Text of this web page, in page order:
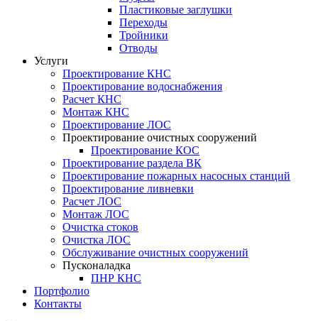
Пластиковые заглушки
Переходы
Тройники
Отводы
Услуги
Проектирование КНС
Проектирование водоснабжения
Расчет КНС
Монтаж КНС
Проектирование ЛОС
Проектирование очистных сооружений
Проектирование КОС
Проектирование раздела ВК
Проектирование пожарных насосных станций
Проектирование ливневки
Расчет ЛОС
Монтаж ЛОС
Очистка стоков
Очистка ЛОС
Обслуживание очистных сооружений
Пусконаладка
ПНР КНС
Портфолио
Контакты